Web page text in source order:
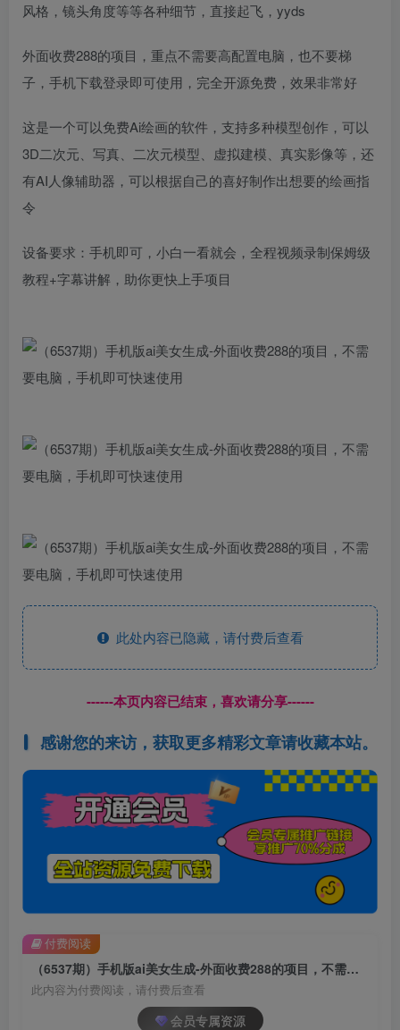
风格，镜头角度等等各种细节，直接起飞，yyds
外面收费288的项目，重点不需要高配置电脑，也不要梯
子，手机下载登录即可使用，完全开源免费，效果非常好
这是一个可以免费Ai绘画的软件，支持多种模型创作，可以
3D二次元、写真、二次元模型、虚拟建模、真实影像等，还
有AI人像辅助器，可以根据自己的喜好制作出想要的绘画指
令
设备要求：手机即可，小白一看就会，全程视频录制保姆级
教程+字幕讲解，助你更快上手项目
此处内容已隐藏，请付费后查看
------本页内容已结束，喜欢请分享------
感谢您的来访，获取更多精彩文章请收藏本站。
（6537期）手机版ai美女生成-外面收费288的项目，不需要电脑，手机即可快速使用
此内容为付费阅读，请付费后查看
会员专属资源
付费阅读